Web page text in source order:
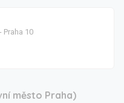
Praha 10
město Praha)